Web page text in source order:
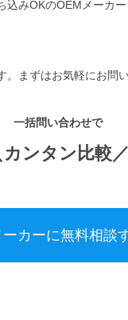
込みOKのOEMメーカ
。まずはお気軽にお問
一括問い合わせで
カンタン比較／
カーに無料相談